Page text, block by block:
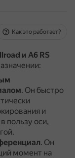
Как это работает?
и A6 RS
. Он быстро
и
пользу оси,
. Он
момент на